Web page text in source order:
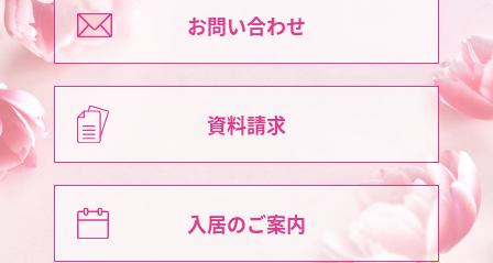
お問い合わせ
資料請求
入居のご案内